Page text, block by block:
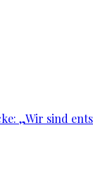
„Wir sind